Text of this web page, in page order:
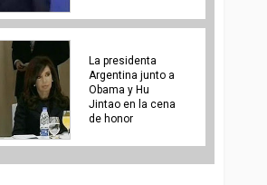
La presidenta
Argentina junto a
Obama y Hu
Jintao en la cena
de honor